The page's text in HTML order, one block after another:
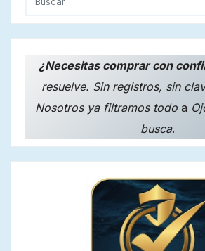
¿Necesitas comprar con
resuelve. Sin registros, sin
Nosotros ya filtramos todo a
busca.